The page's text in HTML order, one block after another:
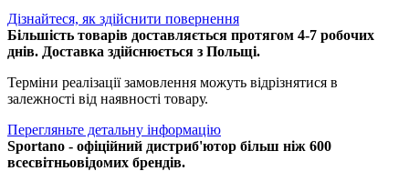
Дізнайтеся, як здійснити повернення
Більшість товарів доставляється протягом 4-7 робочих
днів. Доставка здійснюється з Польщі.
Терміни реалізації замовлення можуть відрізнятися в
залежності від наявності товару.
Перегляньте детальну інформацію
Sportano - офіційний дистриб'ютор більш ніж 600
всесвітньовідомих брендів.